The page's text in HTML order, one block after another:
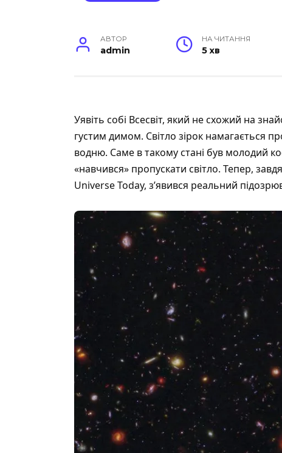
АВТОР
admin
НА ЧИТАННЯ
5 хв
Уявіть собі Всесвіт, який не схожий на
густим димом. Світло зірок намагається
водню. Саме в такому стані був молодий
«навчився» пропускати світло. Тепер,
Universe Today, з’явився реальний